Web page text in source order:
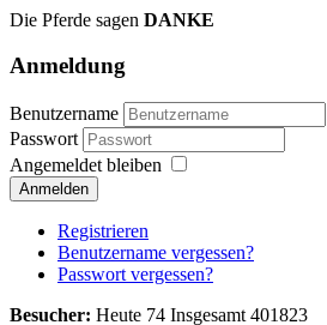
Die Pferde sagen DANKE
Anmeldung
Benutzername
Passwort
Angemeldet bleiben
Anmelden
Registrieren
Benutzername vergessen?
Passwort vergessen?
Besucher: Heute 74 Insgesamt 401823